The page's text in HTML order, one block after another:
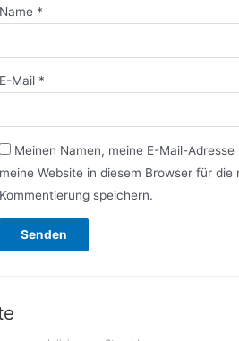
Name *
E-Mail *
Meinen Namen, meine E-Mail-Adresse
meine Website in diesem Browser für die
Kommentierung speichern.